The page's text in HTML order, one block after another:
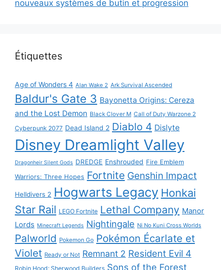
nouveaux systèmes de butin et progression
Étiquettes
Age of Wonders 4 Alan Wake 2 Ark Survival Ascended
Baldur's Gate 3 Bayonetta Origins: Cereza
and the Lost Demon Black Clover M Call of Duty Warzone 2
Cyberpunk 2077 Dead Island 2 Diablo 4 Dislyte
Disney Dreamlight Valley
Dragonheir Silent Gods DREDGE Enshrouded Fire Emblem
Warriors: Three Hopes Fortnite Genshin Impact
Helldivers 2 Hogwarts Legacy Honkai
Star Rail LEGO Fortnite Lethal Company Manor
Lords Minecraft Legends Nightingale Ni No Kuni Cross Worlds
Palworld Pokemon Go Pokémon Écarlate et
Violet Ready or Not Remnant 2 Resident Evil 4
Robin Hood: Sherwood Builders Sons of the Forest